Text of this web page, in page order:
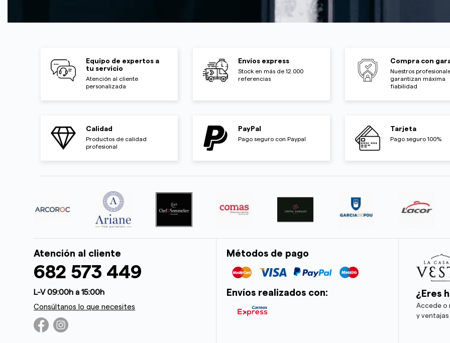
Equipo de expertos a
tu servicio
Atención al cliente
personalizada
Envíos express
Stock en más de 12.000
referencias
Compra con
Nuestros
garantizan máxima
fiabilidad
Calidad
Productos de calidad
profesional
PayPal
Pago seguro con Paypal
Tarjeta
Pago seguro 100%
Atención al cliente
682 573 449
L-V 09:00h a 15:00h
Consúltanos lo que necesites
Métodos de pago
Envíos realizados con: ¿Eres
Accede o
y